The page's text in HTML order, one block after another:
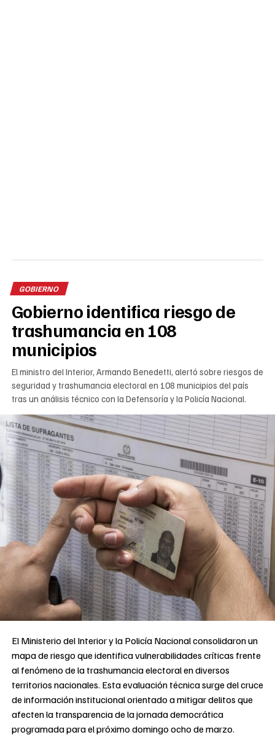
GOBIERNO
Gobierno identifica riesgo de
trashumancia en 108
municipios
El ministro del Interior, Armando Benedetti, alertó sobre riesgos de
seguridad y trashumancia electoral en 108 municipios del país
tras un análisis técnico con la Defensoría y la Policía Nacional.
El Ministerio del Interior y la Policía Nacional consolidaron un
mapa de riesgo que identifica vulnerabilidades críticas frente
al fenómeno de la trashumancia electoral en diversos
territorios nacionales. Esta evaluación técnica surge del cruce
de información institucional orientado a mitigar delitos que
afecten la transparencia de la jornada democrática
programada para el próximo domingo ocho de marzo.